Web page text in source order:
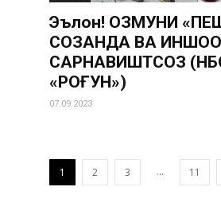
Эълон! ОЗМУНИ
СОЗАНДА ВА
САРНАВИШТСОЗ
«РОҒУН»)
07.09.2023
1 2 3 ... 11